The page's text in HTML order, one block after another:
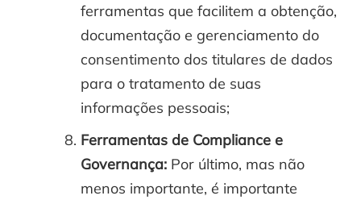
ferramentas que facilitem a obtenção,
documentação e gerenciamento do
consentimento dos titulares de dados
para o tratamento de suas
informações pessoais;
Ferramentas de Compliance e
Governança: Por último, mas não
menos importante, é importante